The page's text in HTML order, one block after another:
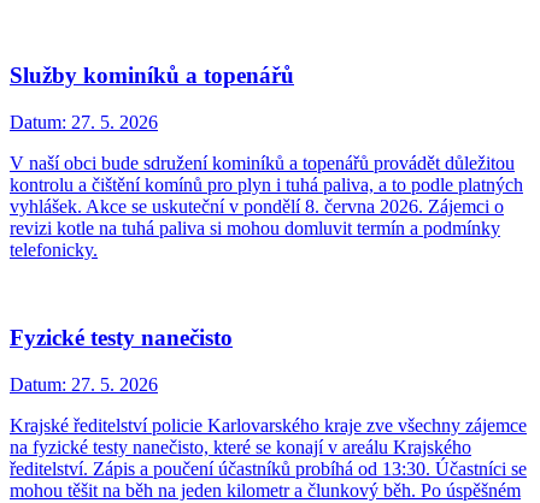
Služby kominíků a topenářů
Datum: 27. 5. 2026
V naší obci bude sdružení kominíků a topenářů provádět důležitou
kontrolu a čištění komínů pro plyn i tuhá paliva, a to podle platných
vyhlášek. Akce se uskuteční v pondělí 8. června 2026. Zájemci o
revizi kotle na tuhá paliva si mohou domluvit termín a podmínky
telefonicky.
Fyzické testy nanečisto
Datum: 27. 5. 2026
Krajské ředitelství policie Karlovarského kraje zve všechny zájemce
na fyzické testy nanečisto, které se konají v areálu Krajského
ředitelství. Zápis a poučení účastníků probíhá od 13:30. Účastníci se
mohou těšit na běh na jeden kilometr a člunkový běh. Po úspěšném